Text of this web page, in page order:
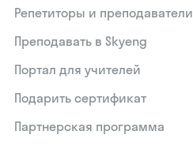
Репетиторы и преподаватели
Преподавать в Skyeng
Портал для учителей
Подарить сертификат
Партнерская программа